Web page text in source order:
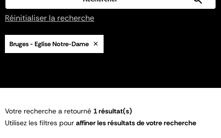
Réinitialiser la recherche
Bruges - Eglise Notre-Dame
Votre recherche a retourné 1 résultat(s)
Utilisez les filtres pour affiner les résultats de votre recherche